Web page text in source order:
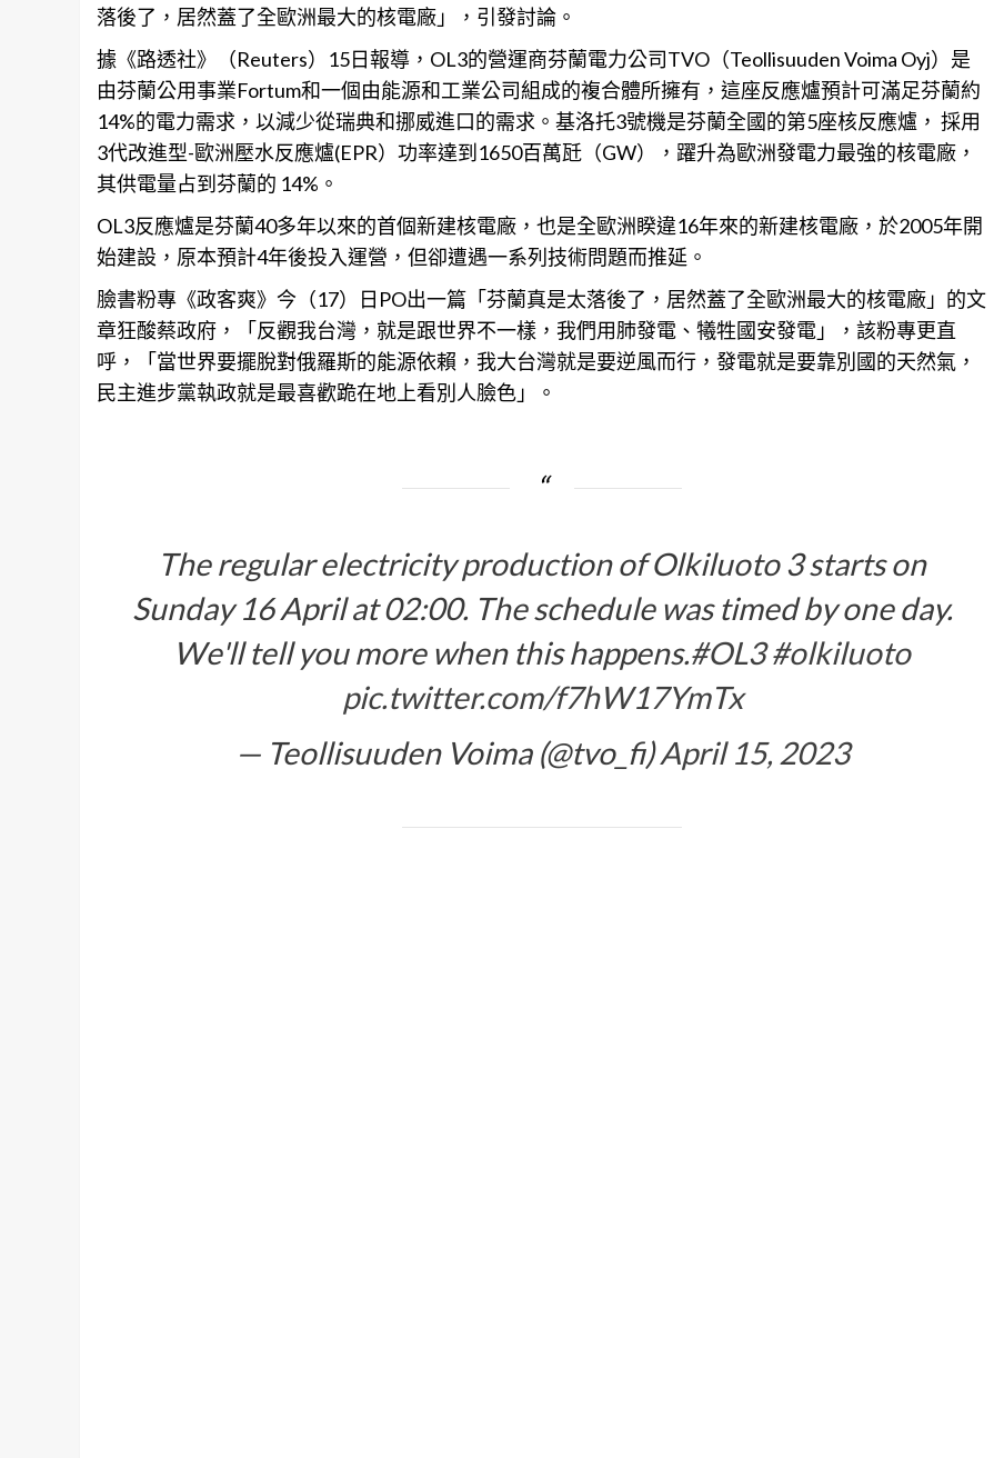
落後了，居然蓋了全歐洲最大的核電廠」，引發討論。
據《路透社》（Reuters）15日報導，OL3的營運商芬蘭電力公司TVO（Teollisuuden Voima Oyj）是
由芬蘭公用事業Fortum和一個由能源和工業公司組成的複合體所擁有，這座反應爐預計可滿足芬蘭約
14%的電力需求，以減少從瑞典和挪威進口的需求。基洛托3號機是芬蘭全國的第5座核反應爐， 採用
3代改進型-歐洲壓水反應爐(EPR）功率達到1650百萬瓩（GW），躍升為歐洲發電力最強的核電廠，
其供電量占到芬蘭的 14%。
OL3反應爐是芬蘭40多年以來的首個新建核電廠，也是全歐洲睽違16年來的新建核電廠，於2005年開
始建設，原本預計4年後投入運營，但卻遭遇一系列技術問題而推延。
臉書粉專《政客爽》今（17）日PO出一篇「芬蘭真是太落後了，居然蓋了全歐洲最大的核電廠」的文
章狂酸蔡政府，「反觀我台灣，就是跟世界不一樣，我們用肺發電、犧牲國安發電」，該粉專更直
呼，「當世界要擺脫對俄羅斯的能源依賴，我大台灣就是要逆風而行，發電就是要靠別國的天然氣，
民主進步黨執政就是最喜歡跪在地上看別人臉色」。
The regular electricity production of Olkiluoto 3 starts on
Sunday 16 April at 02:00. The schedule was timed by one day.
We'll tell you more when this happens.#OL3#olkiluoto
pic.twitter.com/f7hW17YmTx
— Teollisuuden Voima (@tvo_fi)April 15, 2023